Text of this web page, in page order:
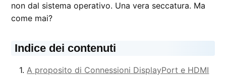
non dal sistema operativo. Una vera seccatura. Ma
come mai?
Indice dei contenuti
A proposito di Connessioni DisplayPort e HDMI